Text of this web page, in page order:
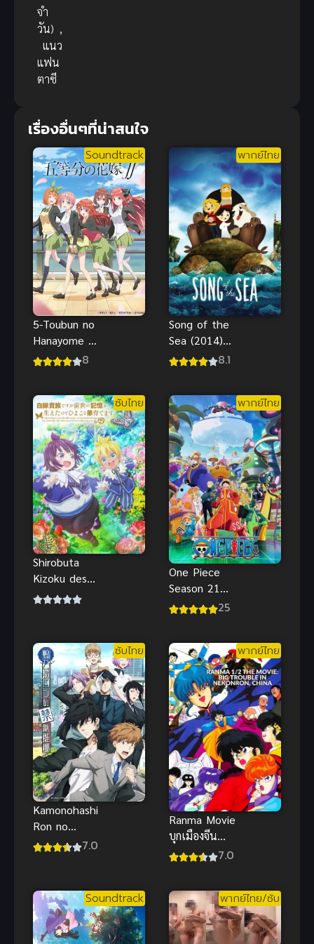
จำ
วัน) ,
แนว
แฟน
ตาซี
เรื่องอื่นๆที่น่าสนใจ
Soundtrack
5-Toubun no
Hanayome ∬
เจ้าสาวผมเป็น
8
พากย์ไทย
Song of the
Sea (2014)
เสียงเพลงแห่ง
ออนไลน์
8.1
ซับไทย
Shirobuta
Kizoku desu
ga Zense no
Hiyoko na
Otouto
Sodatemasu
ขุนนางหมูขาว
ขอใช้ความ
ทรงจำชาติ
ก่อนเลี้ยงดูน้อง
ชายลูกเจี๊ยบ
พากย์ไทย
One Piece
Season 21
วันพีช เกาะ25
ซับไทย
Kamonohashi
Ron no
Kindan Suiri
โนะฮาชิ รอน
ภาค 2
7.0
พากย์ไทย
Ranma Movie
บุกเมืองจีน
พากย์ไทย รัน
7.0
Soundtrack พากย์ไทย/ซับ